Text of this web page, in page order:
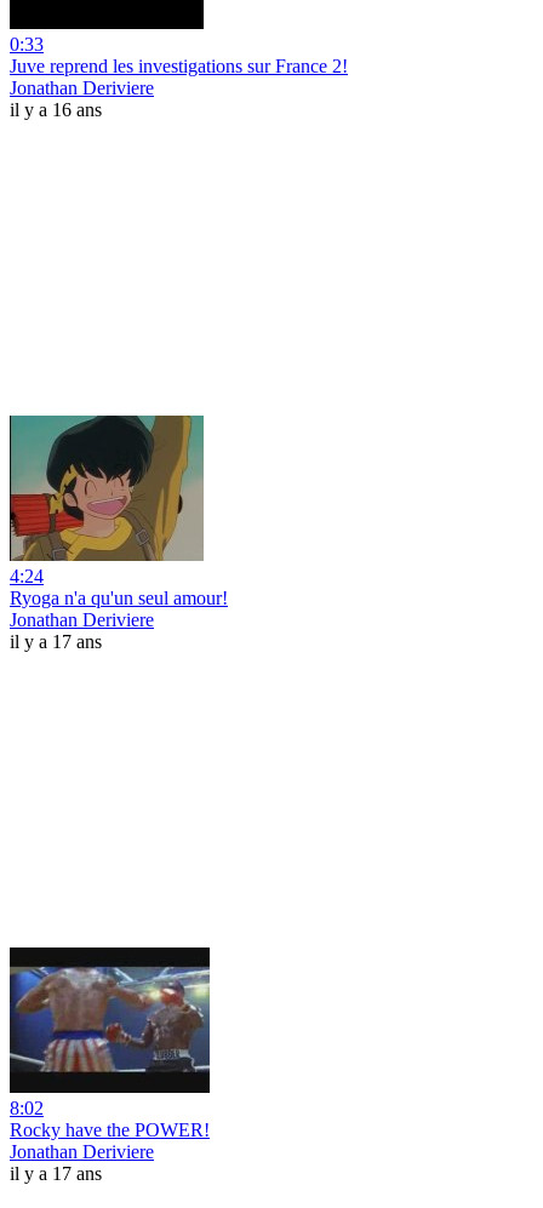
0:33
Juve reprend les investigations sur France 2!
Jonathan Deriviere
il y a 16 ans
4:24
Ryoga n'a qu'un seul amour!
Jonathan Deriviere
il y a 17 ans
8:02
Rocky have the POWER!
Jonathan Deriviere
il y a 17 ans